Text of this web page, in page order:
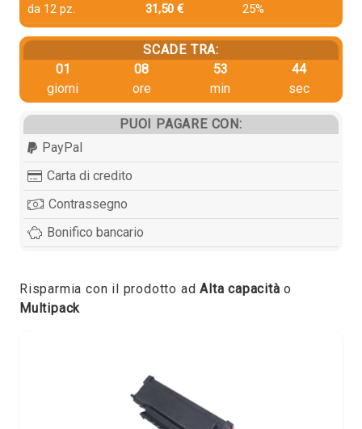
da 12 pz.
31,50 € 25%
SCADE TRA:
01
giorni
08
ore
53
min
43
sec
PUOI PAGARE CON:
PayPal
Carta di credito
Contrassegno
Bonifico bancario
Risparmia con il prodotto adAlta capacità o
Multipack